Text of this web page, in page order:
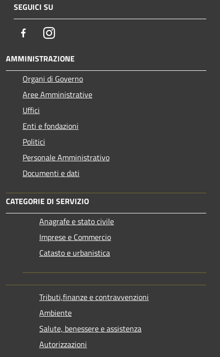
SEGUICI SU
FacebookInstagram
AMMINISTRAZIONE
Organi di Governo
Aree Amministrative
Uffici
Enti e fondazioni
Politici
Personale Amministrativo
Documenti e dati
CATEGORIE DI SERVIZIO
Anagrafe e stato civile
Imprese e Commercio
Catasto e urbanistica
Tributi,finanze e contravvenzioni
Ambiente
Salute, benessere e assistenza
Autorizzazioni